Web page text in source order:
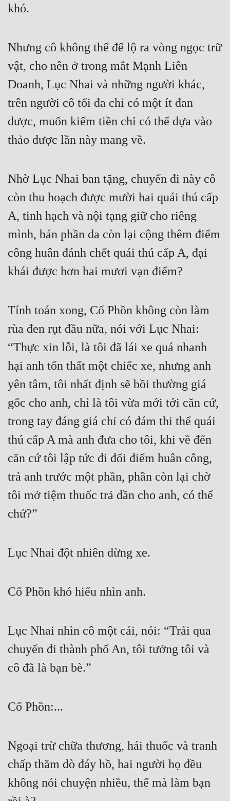
Huyền Nghi
Hài Hước
Hệ Thống
Học Đường
Khoa Huyễn
Khoa Huyễn Không Gian
Kỳ Ảo
Linh Dị
Làm Giàu
Lịch Sử
Mạt Thế
Mỹ Thực
Ngôn Tình
Ngược
Phong Thủy - Tâm Linh
Phương Tây
Phản Phái
Quan Trường
Quân Sự
Sắc
Trinh Thám
Trùng Sinh
Tu Chân
Tu Tiên
Tội Phạm
khó.
Nhưng cô không thể để lộ ra vòng ngọc trữ
vật, cho nên ở trong mắt Mạnh Liên
Doanh, Lục Nhai và những người khác,
trên người cô tối đa chỉ có một ít đan
dược, muốn kiếm tiền chỉ có thể dựa vào
thảo dược lần này mang về.
Nhờ Lục Nhai ban tặng, chuyến đi này cô
còn thu hoạch được mười hai quái thú cấp
A, tinh hạch và nội tạng giữ cho riêng
mình, bán phần da còn lại cộng thêm điểm
công huân đánh chết quái thú cấp A, đại
khái được hơn hai mươi vạn điểm?
Tính toán xong, Cố Phồn không còn làm
rùa đen rụt đầu nữa, nói với Lục Nhai:
“Thực xin lỗi, là tôi đã lái xe quá nhanh
hại anh tổn thất một chiếc xe, nhưng anh
yên tâm, tôi nhất định sẽ bồi thường giá
gốc cho anh, chỉ là tôi vừa mới tới căn cứ,
trong tay đáng giá chỉ có đám thi thể quái
thú cấp A mà anh đưa cho tôi, khi về đến
căn cứ tôi lập tức đi đổi điểm huân công,
trả anh trước một phần, phần còn lại chờ
tôi mở tiệm thuốc trả dần cho anh, có thể
chứ?”
Lục Nhai đột nhiên dừng xe.
Cố Phồn khó hiểu nhìn anh.
Lục Nhai nhìn cô một cái, nói: “Trải qua
chuyến đi thành phố An, tôi tưởng tôi và
cô đã là bạn bè.”
Cố Phồn:...
Ngoại trừ chữa thương, hái thuốc và tranh
chấp thăm dò đáy hồ, hai người họ đều
không nói chuyện nhiều, thế mà làm bạn